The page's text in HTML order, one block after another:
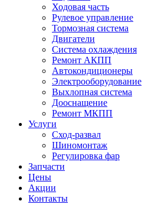
Ходовая часть
Рулевое управление
Тормозная система
Двигатели
Система охлаждения
Ремонт АКПП
Автокондиционеры
Электрооборудование
Выхлопная система
Дооснащение
Ремонт МКПП
Услуги
Сход-развал
Шиномонтаж
Регулировка фар
Запчасти
Цены
Акции
Контакты